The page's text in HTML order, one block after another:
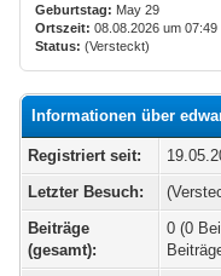
Geburtstag: May 29
Ortszeit: 08.08.2026 um 07:49
Status: (Versteckt)
Informationen über
Registriert seit:
Letzter Besuch:
Beiträge
(gesamt):
0 (0